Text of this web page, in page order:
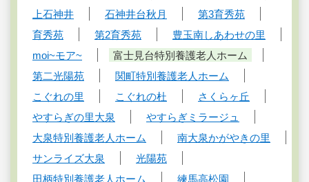
上石神井
石神井台秋月
第3育秀苑
育秀苑
第2育秀苑
豊玉南しあわせの里
moi~モア~
富士見台特別養護老人ホーム
第二光陽苑
関町特別養護老人ホーム
こぐれの里
こぐれの杜
さくらヶ丘
やすらぎの里大泉
やすらぎミラージュ
大泉特別養護老人ホーム
南大泉かがやきの里
サンライズ大泉
光陽苑
田柄特別養護老人ホーム
練馬高松園